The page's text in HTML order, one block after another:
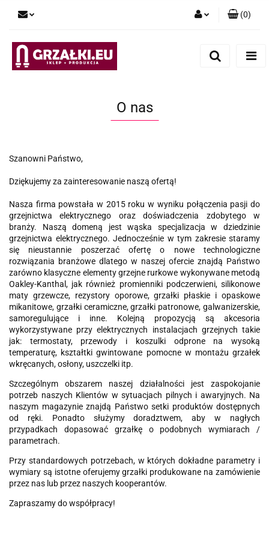
(0)
O nas
Szanowni Państwo,
Dziękujemy za zainteresowanie naszą ofertą!
Nasza firma powstała w 2015 roku w wyniku połączenia pasji do
grzejnictwa elektrycznego oraz doświadczenia zdobytego w
branży. Naszą domeną jest wąska specjalizacja w dziedzinie
grzejnictwa elektrycznego. Jednocześnie w tym zakresie staramy
się nieustannie poszerzać ofertę o nowe technologiczne
rozwiązania branżowe dlatego w naszej ofercie znajdą Państwo
zarówno klasyczne elementy grzejne rurkowe wykonywane metodą
Oakley-Kanthal, jak również promienniki podczerwieni, silikonowe
maty grzewcze, rezystory oporowe, grzałki płaskie i opaskowe
mikanitowe, grzałki ceramiczne, grzałki patronowe, galwanizerskie,
samoregulujące i inne. Kolejną propozycją są akcesoria
wykorzystywane przy elektrycznych instalacjach grzejnych takie
jak: termostaty, przewody i koszulki odprone na wysoką
temperaturę, kształtki gwintowane pomocne w montażu grzałek
wkręcanych, osłony, uszczelki itp.
Szczególnym obszarem naszej działalności jest zaspokojanie
potrzeb naszych Klientów w sytuacjach pilnych i awaryjnych. Na
naszym magazynie znajdą Państwo setki produktów dostępnych
od ręki. Ponadto służymy doradztwem, aby w nagłych
przypadkach dopasować grzałkę o podobnych wymiarach /
parametrach.
Przy standardowych potrzebach, w których dokładne parametry i
wymiary są istotne oferujemy grzałki produkowane na zamówienie
przez nas lub przez naszych kooperantów.
Zapraszamy do współpracy!